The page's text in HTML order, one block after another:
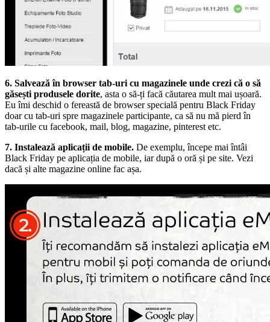
6. Salvează în browser tab-uri cu magazinele unde crezi că o să
găsești produsele dorite, asta o să-ți facă căutarea mult mai ușoară.
Eu îmi deschid o fereastă de browser specială pentru Black Friday
doar cu tab-uri spre magazinele participante, ca să nu mă pierd în
tab-urile cu facebook, mail, blog, magazine, pinterest etc.
7. Instalează aplicații de mobile. De exemplu, începe mai întâi
Black Friday pe aplicația de mobile, iar după o oră și pe site. Vezi
dacă și alte magazine online fac așa.